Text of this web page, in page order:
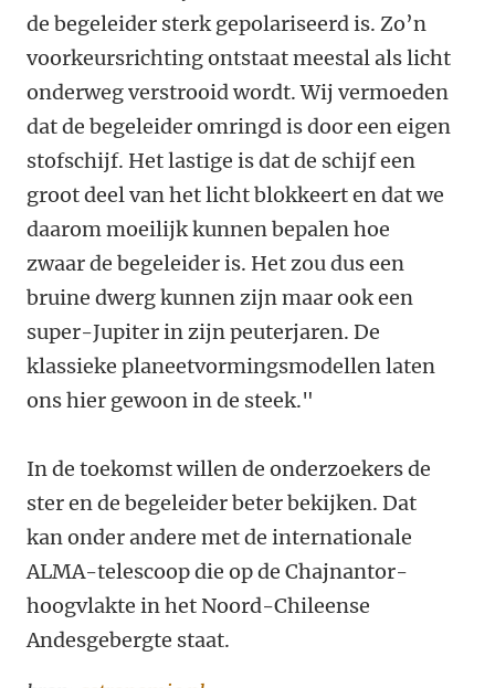
de begeleider sterk gepolariseerd is. Zo’n
voorkeursrichting ontstaat meestal als licht
onderweg verstrooid wordt. Wij vermoeden
dat de begeleider omringd is door een eigen
stofschijf. Het lastige is dat de schijf een
groot deel van het licht blokkeert en dat we
daarom moeilijk kunnen bepalen hoe
zwaar de begeleider is. Het zou dus een
bruine dwerg kunnen zijn maar ook een
super-Jupiter in zijn peuterjaren. De
klassieke planeetvormingsmodellen laten
ons hier gewoon in de steek."
In de toekomst willen de onderzoekers de
ster en de begeleider beter bekijken. Dat
kan onder andere met de internationale
ALMA-telescoop die op de Chajnantor-
hoogvlakte in het Noord-Chileense
Andesgebergte staat.